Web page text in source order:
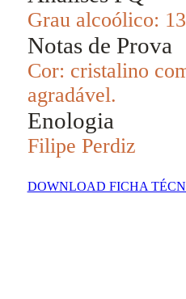
Grau alcoólico:
Notas de Prova
Cor: cristalino
agradável.
Enologia
Filipe Perdiz
DOWNLOAD FICHA